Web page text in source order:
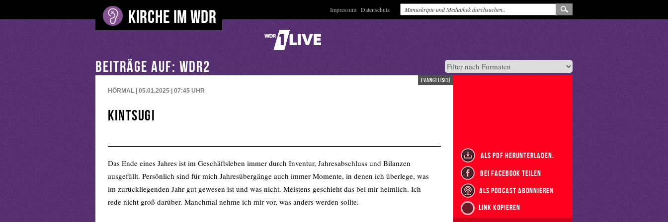
Impressum Datenschutz
BEITRÄGE AUF: WDR2
evangelisch
HÖRMAL | 05.01.2025 | 07:45 UHR
Kintsugi
Das Ende eines Jahres ist im Geschäftsleben immer durch Inventur, Jahresabschluss und Bilanzen
ausgefüllt. Persönlich sind für mich Jahresübergänge auch immer Momente, in denen ich überlege, was
im zurückliegenden Jahr gut gewesen ist und was nicht. Meistens geschieht das bei mir heimlich. Ich
rede nicht groß darüber. Manchmal nehme ich mir vor, was anders werden sollte.
als PDF herunterladen.
bei Facebook teilen
als Podcast abonnieren
Link kopieren